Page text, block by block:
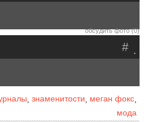
обсудить фото (0)
.
#
знаменитости меган фокс,
мода